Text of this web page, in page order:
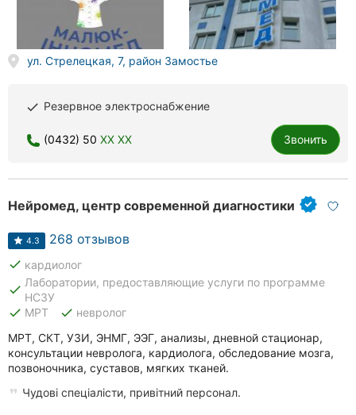
Полтава
Франковск
Луцк
Ужгород
Карпаты
ул. Стрелецкая, 7, район Замостье
done Резервное электроснабжение
(0432) 50 XX XX Звонить
Нейромед, центр современной диагностики
4.3 268 отзывов
done кардиолог
done
Лаборатории, предоставляющие услуги по программе
НСЗУ
done МРТ done невролог
МРТ, СКТ, УЗИ, ЭНМГ, ЭЭГ, анализы, дневной стационар,
консультации невролога, кардиолога, обследование мозга,
позвоночника, суставов, мягких тканей.
Чудові спеціалісти, привітний персонал.